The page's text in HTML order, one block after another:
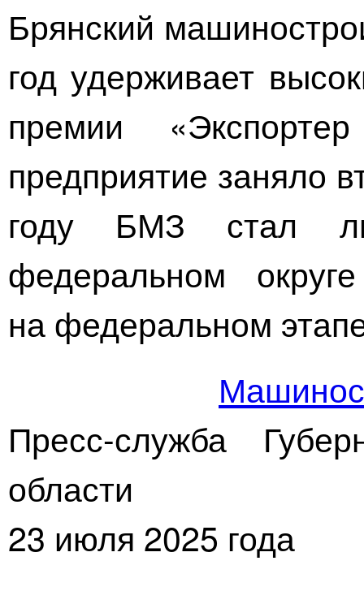
Брянский
год удерживает
премии
предприятие заняло
году БМЗ стал
федеральном
на федеральном
Пресс-служба
области
23 июля 2025 года